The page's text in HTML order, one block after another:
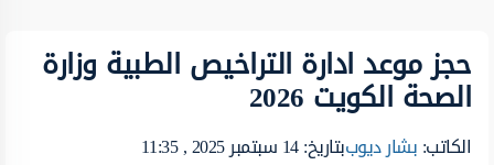
حجز موعد ادارة التراخيص الطبية وزارة
الصحة الكويت 2026
الكاتب:بشار ديوببتاريخ: 14 سبتمبر 2025 , 11:35